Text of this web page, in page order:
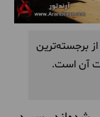
از برجسته‌ترین
آن است.